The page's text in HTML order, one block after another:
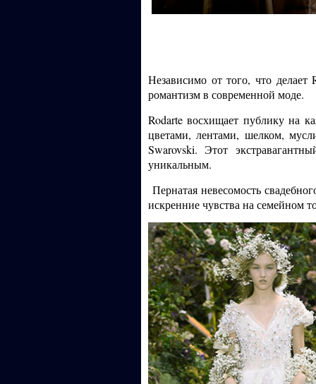
Независимо от того, что
романтизм в современной моде.
Rodarte восхищает публику на
цветами, лентами, шелком,
Swarovski. Этот
уникальным.
Пернатая невесомость
искренние чувства на семейном